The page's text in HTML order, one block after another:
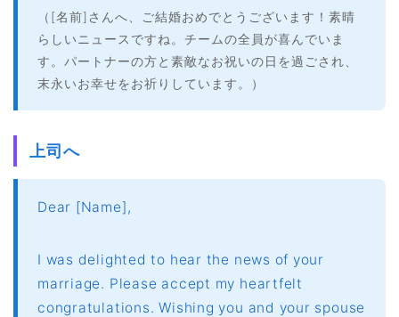
（[名前]さんへ、ご結婚おめでとうございます！素晴
らしいニュースですね。チームの全員が喜んでいま
す。パートナーの方と素敵なお祝いの日を過ごされ、
末永いお幸せをお祈りしています。）
上司へ
Dear [Name],
I was delighted to hear the news of your
marriage. Please accept my heartfelt
congratulations. Wishing you and your spouse